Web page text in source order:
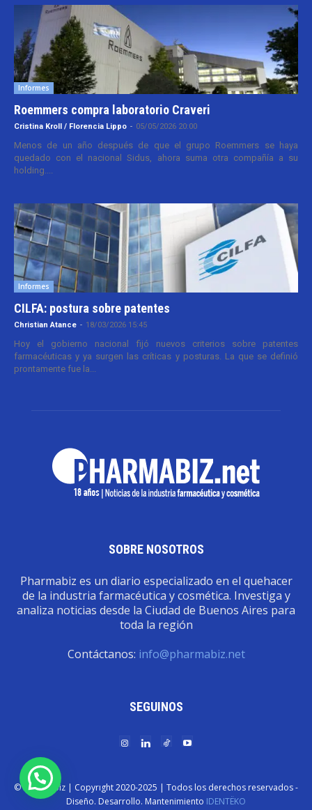
Informes
Roemmers compra laboratorio Craveri
Cristina Kroll / Florencia Lippo - 05/05/2026 20:00
Menos de un año después de que el grupo Roemmers se haya
quedado con el nacional Sidus, ahora suma otra compañía a su
holding....
Informes
CILFA: postura sobre patentes
Christian Atance - 18/03/2026 15:45
Hoy el gobierno nacional fijó nuevos criterios sobre patentes
farmacéuticas y ya surgen las críticas y posturas. La que se definió
prontamente fue la...
SOBRE NOSOTROS
Pharmabiz es un diario especializado en el quehacer
de la industria farmacéutica y cosmética. Investiga y
analiza noticias desde la Ciudad de Buenos Aires para
toda la región
Contáctanos: info@pharmabiz.net
SEGUINOS
© Pharmabiz | Copyrıght 2020-2025 | Todos los derechos reservados -
Diseño. Desarrollo. Mantenimiento IDENTËKO